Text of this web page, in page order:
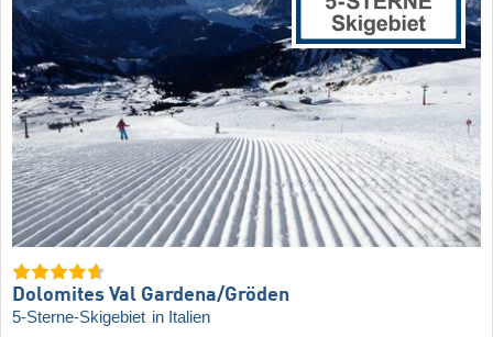
Dolomites Val Gardena/​Gröden
5-Sterne-Skigebiet in Italien